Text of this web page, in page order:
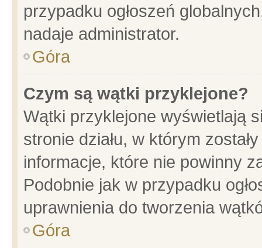
przypadku ogłoszeń
nadaje administrator.
Góra
Czym są wątki przyklejone?
Wątki przyklejone wyświetlają
stronie działu, w którym
informacje, które nie powinny
Podobnie jak w przypadku
uprawnienia do tworzenia
Góra